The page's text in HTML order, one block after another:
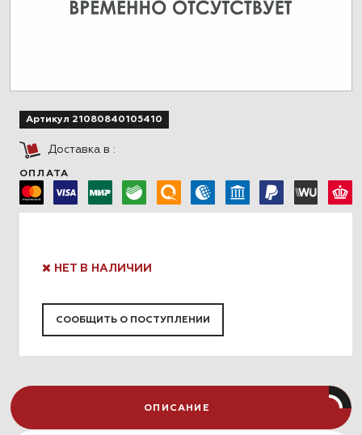
Артикул 21080840105410
Доставка в :
ОПЛАТА
НЕТ В НАЛИЧИИ
СООБЩИТЬ О ПОСТУПЛЕНИИ
ОПИСАНИЕ